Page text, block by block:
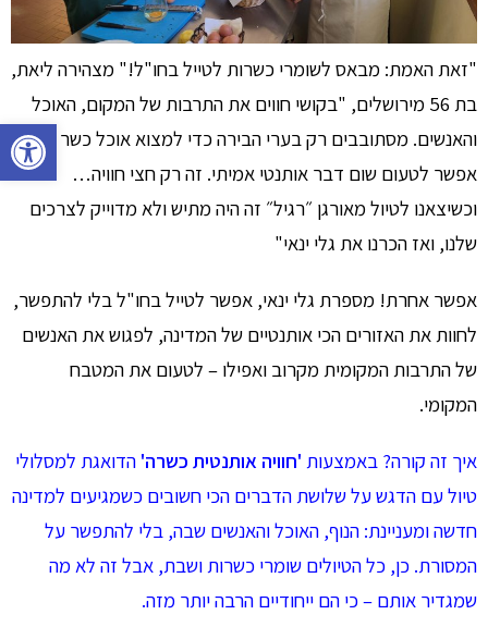
פתח סרגל נגישות
"זאת האמת: מבאס לשומרי כשרות לטייל בחו"ל!" מצהירה ליאת,
בת 56 מירושלים, "בקושי חווים את התרבות של המקום, האוכל
והאנשים. מסתובבים רק בערי הבירה כדי למצוא אוכל כשר ואי
אפשר לטעום שום דבר אותנטי אמיתי. זה רק חצי חוויה…
וכשיצאנו לטיול מאורגן ״רגיל״ זה היה מתיש ולא מדוייק לצרכים
שלנו, ואז הכרנו את גלי ינאי"
אפשר אחרת! מספרת גלי ינאי, אפשר לטייל בחו"ל בלי להתפשר,
לחוות את האזורים הכי אותנטיים של המדינה, לפגוש את האנשים
של התרבות המקומית מקרוב ואפילו – לטעום את המטבח
המקומי.
איך זה קורה? באמצעות 'חוויה אותנטית כשרה' הדואגת למסלולי
טיול עם הדגש על שלושת הדברים הכי חשובים כשמגיעים למדינה
חדשה ומעניינת: הנוף, האוכל והאנשים שבה, בלי להתפשר על
המסורת. כן, כל הטיולים שומרי כשרות ושבת, אבל זה לא מה
שמגדיר אותם – כי הם ייחודיים הרבה יותר מזה.